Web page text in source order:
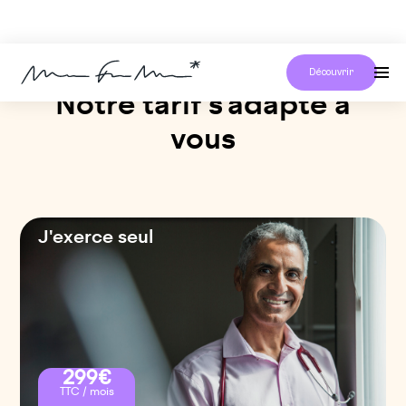
Découvrir
Notre tarif s'adapte à
vous
J'exerce seul
299€
TTC / mois